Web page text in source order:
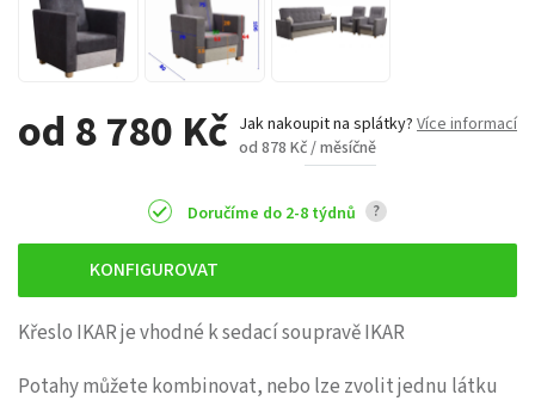
od 8 780 Kč Jak nakoupit na splátky? Více informací
od 878 Kč / měsíčně
Doručíme do 2-8 týdnů ?
KONFIGUROVAT
Křeslo IKAR je vhodné k sedací soupravě IKAR
Potahy můžete kombinovat, nebo lze zvolit jednu látku